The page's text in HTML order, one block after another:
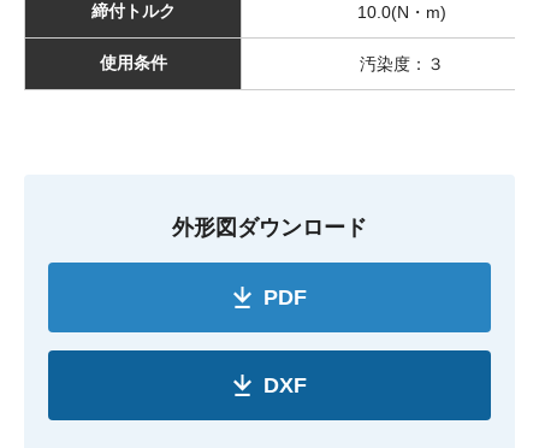
締付トルク 10.0(N・m)
使用条件 汚染度：３
外形図ダウンロード
PDF
DXF